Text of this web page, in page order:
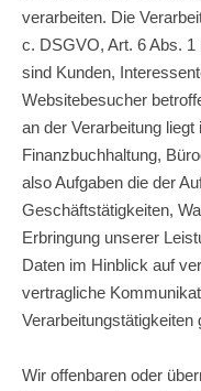
verarbeiten. Die
c. DSGVO, Art. 6 Abs. 1
sind Kunden,
Websitebesucher
an der Verarbeitung
Finanzbuchhaltung,
also Aufgaben die der
Geschäftstätigkeiten,
Erbringung unserer
Daten im Hinblick auf
vertragliche
Verarbeitungstätigkeiten
Wir offenbaren oder